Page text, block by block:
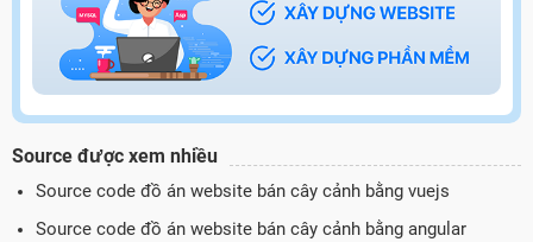
Source được xem nhiều
Source code đồ án website bán cây cảnh bằng vuejs
Source code đồ án website bán cây cảnh bằng angular